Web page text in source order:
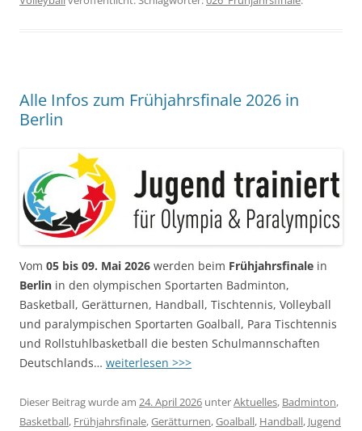
Alle Infos zum Frühjahrsfinale 2026 in
Berlin
Vom 05 bis 09. Mai 2026 werden beim Frühjahrsfinale in
Berlin in den olympischen Sportarten Badminton,
Basketball, Gerätturnen, Handball, Tischtennis, Volleyball
und paralympischen Sportarten Goalball, Para Tischtennis
und Rollstuhlbasketball die besten Schulmannschaften
Deutschlands… weiterlesen >>>
Dieser Beitrag wurde am 24. April 2026 unterAktuelles, Badminton,
Basketball, Frühjahrsfinale,Gerätturnen,Goalball, Handball, Jugend